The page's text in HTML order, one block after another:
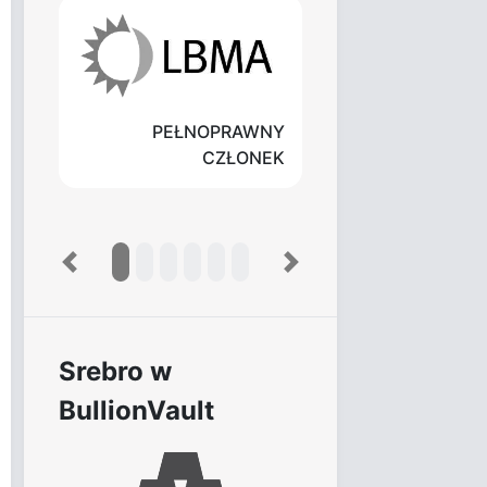
PEŁNOPRAWNY
CZŁONEK
Previous Next
Srebro w
BullionVault